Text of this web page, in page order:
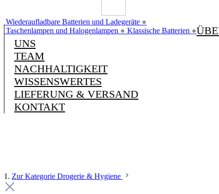
Wiederaufladbare Batterien und Ladegeräte ●
Taschenlampen und Halogenlampen ● Klassische Batterien ●
UNS
TEAM
NACHHALTIGKEIT
WISSENSWERTES
LIEFERUNG & VERSAND
KONTAKT
1. Zur Kategorie Drogerie & Hygiene